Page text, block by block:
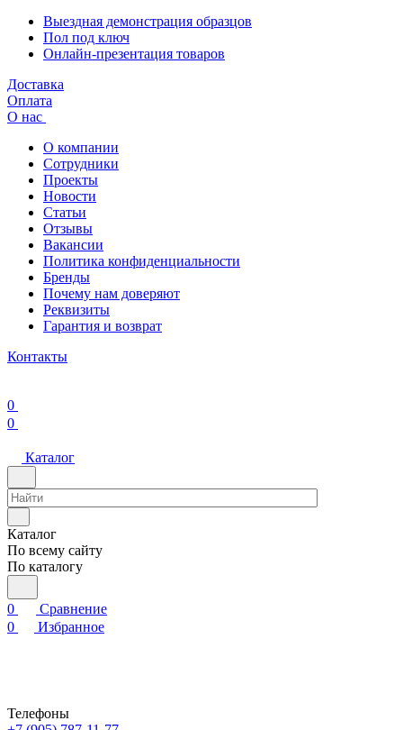
Выездная демонстрация образцов
Пол под ключ
Онлайн-презентация товаров
Доставка
Оплата
О нас
О компании
Сотрудники
Проекты
Новости
Статьи
Отзывы
Вакансии
Политика конфиденциальности
Бренды
Почему нам доверяют
Реквизиты
Гарантия и возврат
Контакты
0
0
Каталог
Каталог
По всему сайту
По каталогу
0
Сравнение
0
Избранное
Телефоны